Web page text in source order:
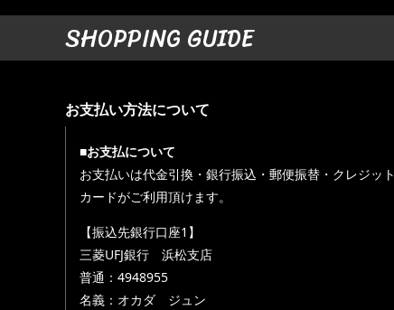
SHOPPING GUIDE
お支払い方法について
■お支払について
お支払いは代金引換・銀行振込・郵便振替・クレジット
カードがご利用頂けます。
【振込先銀行口座1】
三菱UFJ銀行 浜松支店
普通：4948955
名義：オカダ ジュン